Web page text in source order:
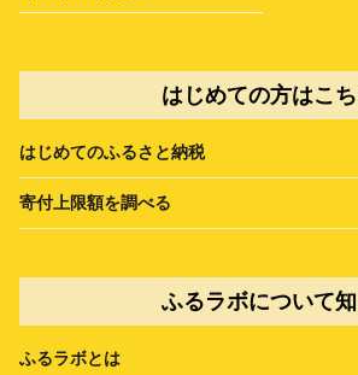
はじめての方はこ
はじめてのふるさと納税
寄付上限額を調べる
ふるラボについて
ふるラボとは